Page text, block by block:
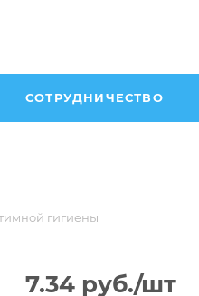
СОТРУДНИЧЕСТВО
гигиены
7.34 руб./шт